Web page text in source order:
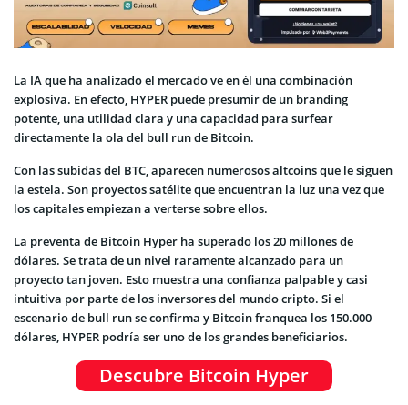
La IA que ha analizado el mercado ve en él una combinación
explosiva. En efecto, HYPER puede presumir de un branding
potente, una utilidad clara y una capacidad para surfear
directamente la ola del bull run de Bitcoin.
Con las subidas del BTC, aparecen numerosos altcoins que le siguen
la estela. Son proyectos satélite que encuentran la luz una vez que
los capitales empiezan a verterse sobre ellos.
La preventa de Bitcoin Hyper ha superado los 20 millones de
dólares. Se trata de un nivel raramente alcanzado para un
proyecto tan joven. Esto muestra una confianza palpable y casi
intuitiva por parte de los inversores del mundo cripto. Si el
escenario de bull run se confirma y Bitcoin franquea los 150.000
dólares, HYPER podría ser uno de los grandes beneficiarios.
Descubre Bitcoin Hyper